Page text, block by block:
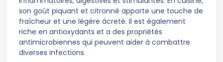
son goût piquant et citronné apporte une touche de
fraîcheur et une légère âcreté. Il est également
riche en antioxydants et a des propriétés
antimicrobiennes qui peuvent aider à combattre
diverses infections.